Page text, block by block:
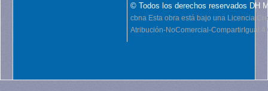
© Todos los derechos reservados DH
cbna Esta obra está bajo una Licencia
Atribución-NoComercial-CompartirIgual